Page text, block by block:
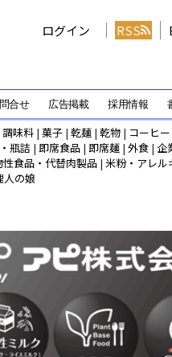
ログイン RSS
合せ 広告掲載 採用情報
調味料 | 菓子 | 乾麺 | 乾物 | コーヒー
瓶詰 | 即席食品 | 即席麺 | 外食 | 企
性食品・代替肉製品 | 米粉・アレル
人の娘